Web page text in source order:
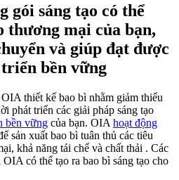
gói sáng tạo có thể
thương mại của bạn,
và giúp đạt được
bền vững
OIA thiết kế bao bì nhằm giảm thiểu
phát triển các giải pháp sáng tạo
bền vững của bạn. OIA hoạt động
sản xuất bao bì tuân thủ các tiêu
khả năng tái chế và chất thải . Các
OIA có thể tạo ra bao bì sáng tạo cho